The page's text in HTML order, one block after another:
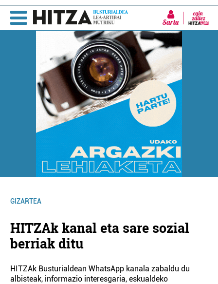
Sartu
GIZARTEA
HITZAk kanal eta sare sozial
berriak ditu
HITZAk Busturialdean WhatsApp kanala zabaldu du
albisteak, informazio interesgaria, eskualdeko